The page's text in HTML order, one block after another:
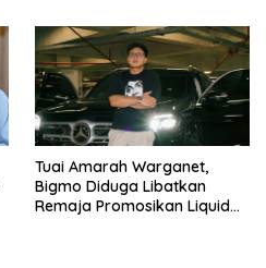
Tuai Amarah Warganet,
Bigmo Diduga Libatkan
Remaja Promosikan Liquid